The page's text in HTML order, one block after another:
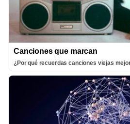
Canciones que marcan
¿Por qué recuerdas canciones viejas